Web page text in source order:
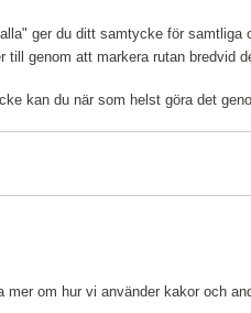
in för att kunna handla
är det nostalgiska valet för
som Marianne
Den stora muggen har
och lyser upp alla
ger du ditt samtycke för
till genom att markera rutan bredvid
kan du när som helst göra det
mer om hur vi använder kakor och